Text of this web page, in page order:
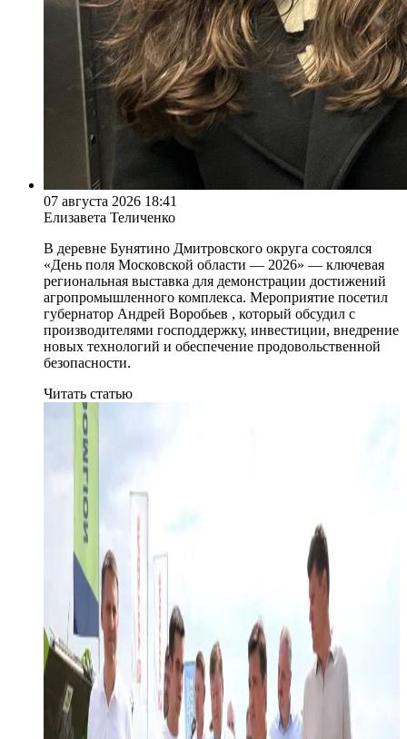
07 августа 2026 18:41
Елизавета Теличенко
В деревне Бунятино Дмитровского округа состоялся
«День поля Московской области — 2026» — ключевая
региональная выставка для демонстрации достижений
агропромышленного комплекса. Мероприятие посетил
губернатор Андрей Воробьев , который обсудил с
производителями господдержку, инвестиции, внедрение
новых технологий и обеспечение продовольственной
безопасности.
Читать статью